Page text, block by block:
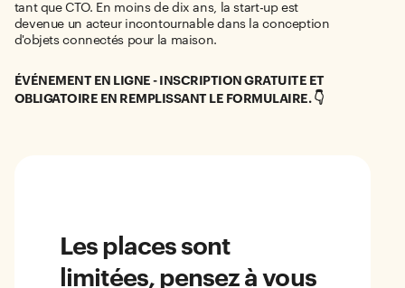
tant que CTO. En moins de dix ans, la start-up est
devenue un acteur incontournable dans la conception
d'objets connectés pour la maison.
ÉVÉNEMENT EN LIGNE - INSCRIPTION GRATUITE ET
OBLIGATOIRE EN REMPLISSANT LE FORMULAIRE. 👇
Les places sont
limitées, pensez à vous